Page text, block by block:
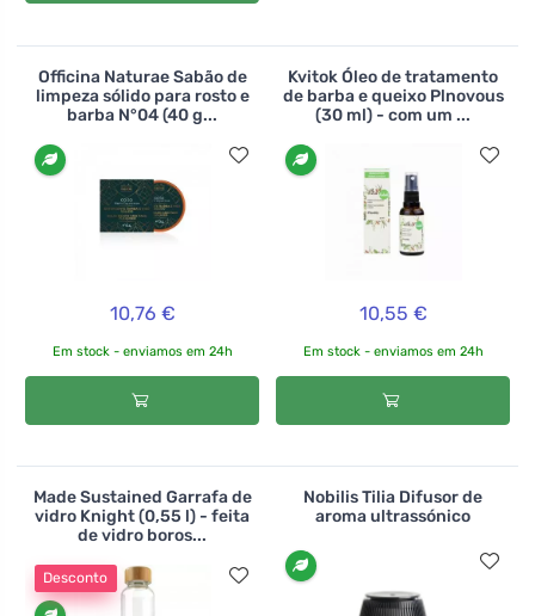
Officina Naturae Sabão de
limpeza sólido para rosto e
barba N°04 (40 g...
10,76 €
Em stock - enviamos em 24h
Kvitok Óleo de tratamento
de barba e queixo Plnovous
(30 ml) - com um ...
10,55 €
Em stock - enviamos em 24h
Made Sustained Garrafa de
vidro Knight (0,55 l) - feita
de vidro boros...
Desconto
Nobilis Tilia Difusor de
aroma ultrassónico